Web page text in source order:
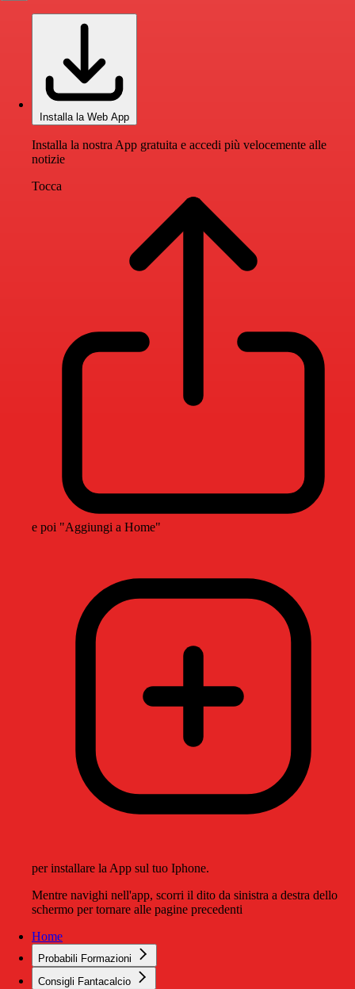
Installa la Web App
Installa la nostra App gratuita e accedi più velocemente alle
notizie
Tocca
e poi "Aggiungi a Home"
per installare la App sul tuo Iphone.
Mentre navighi nell'app, scorri il dito da sinistra a destra dello
schermo per tornare alle pagine precedenti
Home
Probabili Formazioni
Consigli Fantacalcio